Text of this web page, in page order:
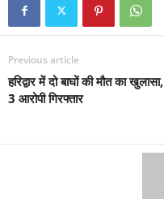
Previous article
हरिद्वार में दो बाघों की मौत का खुलासा,
3 आरोपी गिरफ्तार